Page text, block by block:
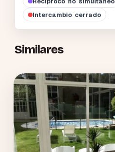
Intercambio cerrado
Similares